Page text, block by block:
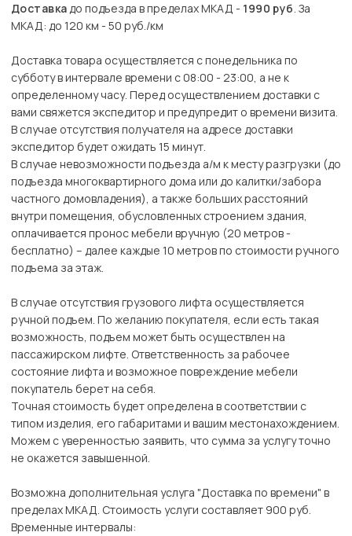
Доставкадо подъезда в пределах МКАД - 1990 руб. За
МКАД: до 120 км - 50 руб./км
Доставка товара осуществляется с понедельника по
субботу в интервале времени с 08:00 - 23:00, а не к
определенному часу. Перед осуществлением доставки с
вами свяжется экспедитор и предупредит о времени визита.
В случае отсутствия получателя на адресе доставки
экспедитор будет ожидать 15 минут.
В случае невозможности подъезда а/м к месту разгрузки (до
подъезда многоквартирного дома или до калитки/забора
частного домовладения), а также больших расстояний
внутри помещения, обусловленных строением здания,
оплачивается пронос мебели вручную (20 метров -
бесплатно) – далее каждые 10 метров по стоимости ручного
подъема за этаж.
В случае отсутствия грузового лифта осуществляется
ручной подъем. По желанию покупателя, если есть такая
возможность, подъем может быть осуществлен на
пассажирском лифте. Ответственность за рабочее
состояние лифта и возможное повреждение мебели
покупатель берет на себя.
Точная стоимость будет определена в соответствии с
типом изделия, его габаритами и вашим местонахождением.
Можем с уверенностью заявить, что сумма за услугу точно
не окажется завышенной.
Возможна дополнительная услуга "Доставка по времени" в
пределах МКАД. Стоимость услуги составляет 900 руб.
Временные интервалы: